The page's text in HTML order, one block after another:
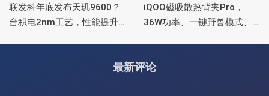
联发科年底发布天玑9600？
台积电2nm工艺，性能提升
iQOO磁吸散热背夹Pro，
36W功率、一键野兽模式、
最新评论